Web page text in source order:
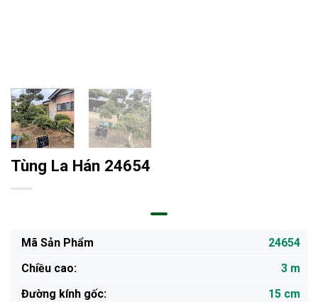
Tùng La Hán 24654
Mã Sản Phẩm
24654
Chiều cao:
3 m
Đường kính gốc:
15 cm